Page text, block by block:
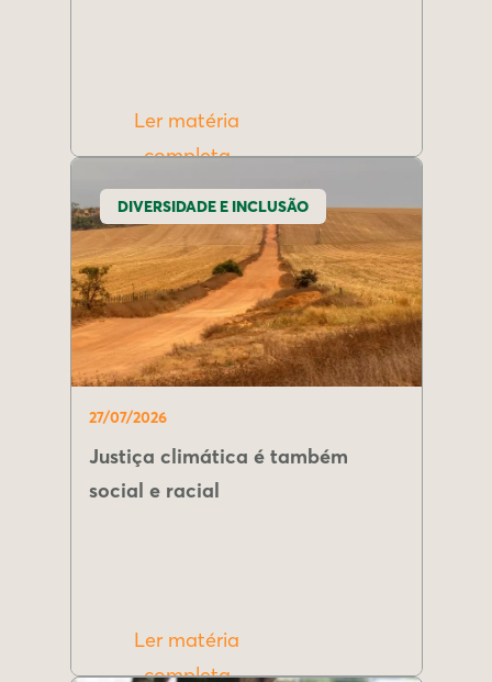
Ler matéria
completa
DIVERSIDADE E INCLUSÃO
27/07/2026
Justiça climática é também
social e racial
Ler matéria
completa